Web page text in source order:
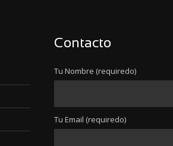
Contacto
Tu Nombre (requiredo)
Tu Email (requiredo)